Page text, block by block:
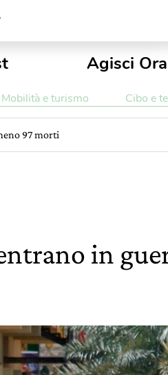
Agisci Ora
Mobilità e turismo Cibo e
97 morti
in